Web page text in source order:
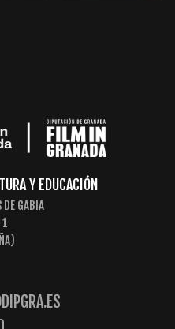
Y EDUCACIÓN
DE GABIA
1